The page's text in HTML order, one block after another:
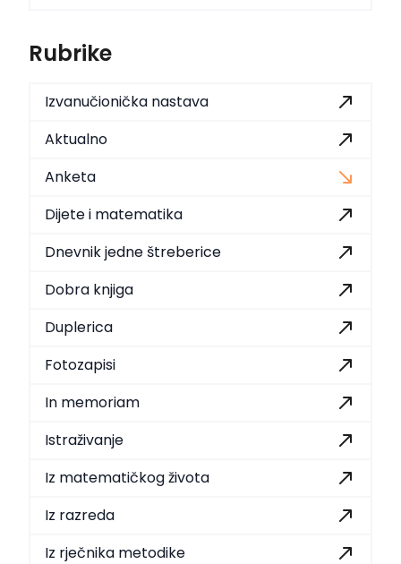
Rubrike
Izvanučionička nastava
Aktualno
Anketa
Dijete i matematika
Dnevnik jedne štreberice
Dobra knjiga
Duplerica
Fotozapisi
In memoriam
Istraživanje
Iz matematičkog života
Iz razreda
Iz rječnika metodike